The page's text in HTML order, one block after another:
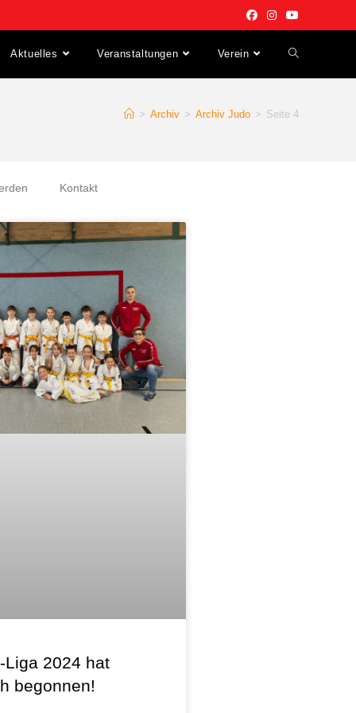
Aktuelles Veranstaltungen Verein
> Archiv > Archiv Judo > Seite 4
Kontakt
Liga 2024 hat
begonnen!